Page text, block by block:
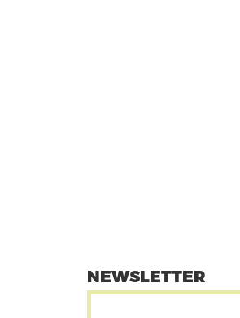
NEWSLETTER